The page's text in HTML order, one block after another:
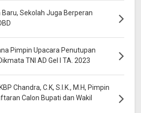
Sekolah Juga Berperan
Pimpin Upacara Penutupan
TNI AD Gel I TA. 2023
Chandra, C.K, S.I.K., M.H, Pimpin
Calon Bupati dan Wakil